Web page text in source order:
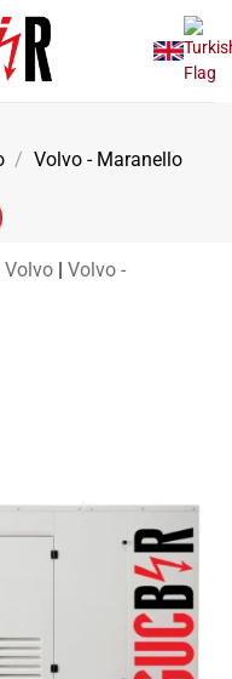
/ Volvo - Maranello
Volvo | Volvo -